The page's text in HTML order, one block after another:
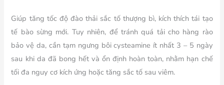
Giúp tăng tốc độ đào thải sắc tố thượng bì, kích thích tái tạo
tế bào sừng mới. Tuy nhiên, để tránh quá tải cho hàng rào
bảo vệ da, cần tạm ngưng bôi cysteamine ít nhất 3 – 5 ngày
sau khi da đã bong hết và ổn định hoàn toàn, nhằm hạn chế
tối đa nguy cơ kích ứng hoặc tăng sắc tố sau viêm.